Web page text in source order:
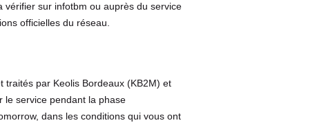
sur infotbm ou auprès du service
officielles du réseau.
traités par Keolis Bordeaux (KB2M) et
le service pendant la phase
dans les conditions qui vous ont